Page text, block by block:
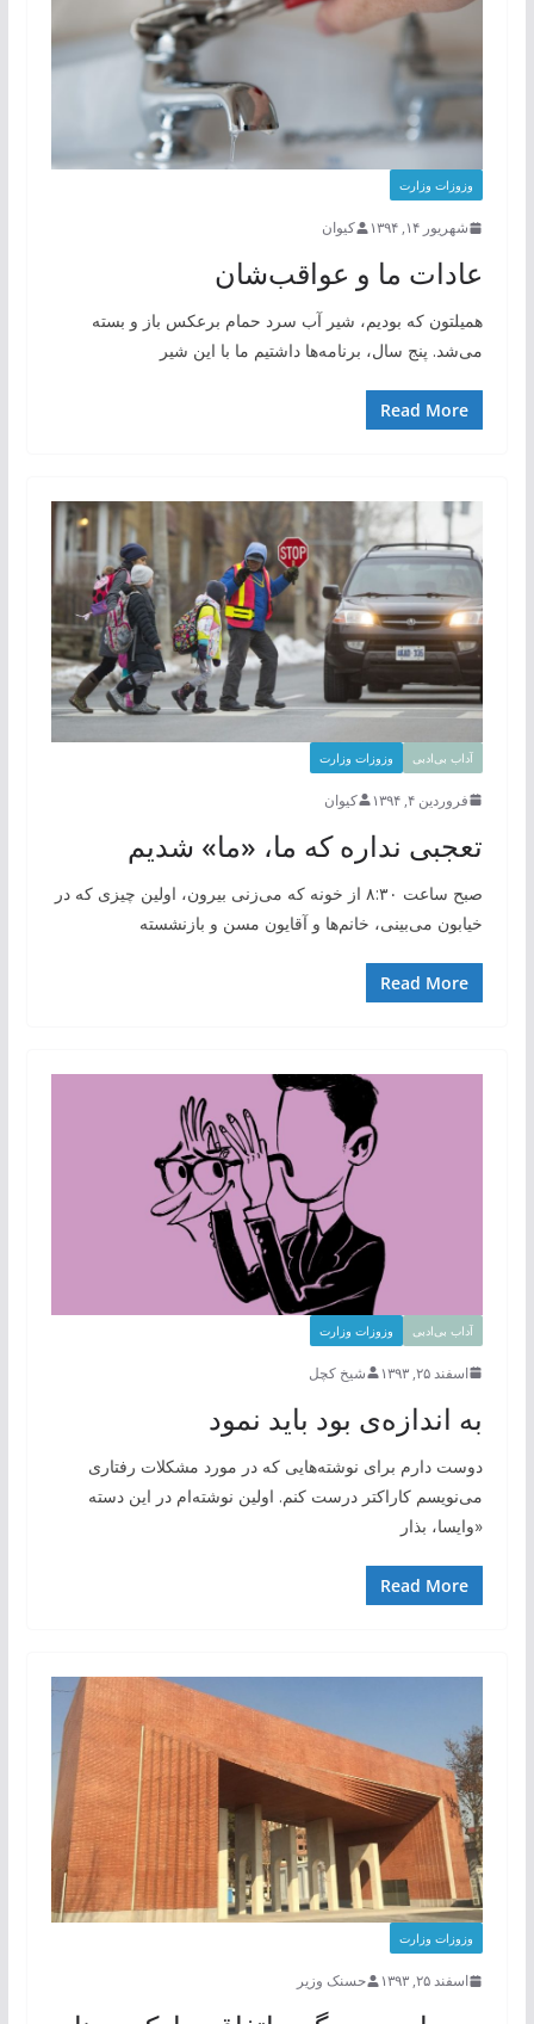
وزوزات وزارت
شهریور ۱۴, ۱۳۹۴ کیوان
عادات ما و عواقب‌شان
همیلتون که بودیم، شیر آب سرد حمام برعکس باز و بسته
می‌شد. پنج سال، برنامه‌ها داشتیم ما با این شیر
Read More
آداب بی‌ادبی وزوزات وزارت
فروردین ۴, ۱۳۹۴ کیوان
تعجبی نداره که ما، «ما» شدیم
صبح ساعت ۸:۳۰ از خونه که می‌زنی بیرون، اولین چیزی که در
خیابون می‌بینی، خانم‌ها و آقایون مسن و بازنشسته
Read More
آداب بی‌ادبی وزوزات وزارت
اسفند ۲۵, ۱۳۹۳ شیخ کچل
به اندازه‌ی بود باید نمود
دوست دارم برای نوشته‌هایی که در مورد مشکلات رفتاری
می‌نویسم کاراکتر درست کنم. اولین نوشته‌ام در این دسته
«وایسا، بذار
Read More
وزوزات وزارت
اسفند ۲۵, ۱۳۹۳ حسنک وزیر